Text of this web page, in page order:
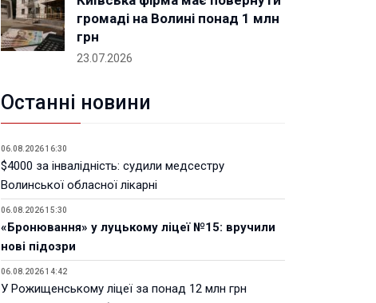
громаді на Волині понад 1 млн
грн
23.07.2026
Останні новини
06.08.2026 16:30
$4000 за інвалідність: судили медсестру
Волинської обласної лікарні
06.08.2026 15:30
«Бронювання» у луцькому ліцеї №15: вручили
нові підозри
06.08.2026 14:42
У Рожищенському ліцеї за понад 12 млн грн